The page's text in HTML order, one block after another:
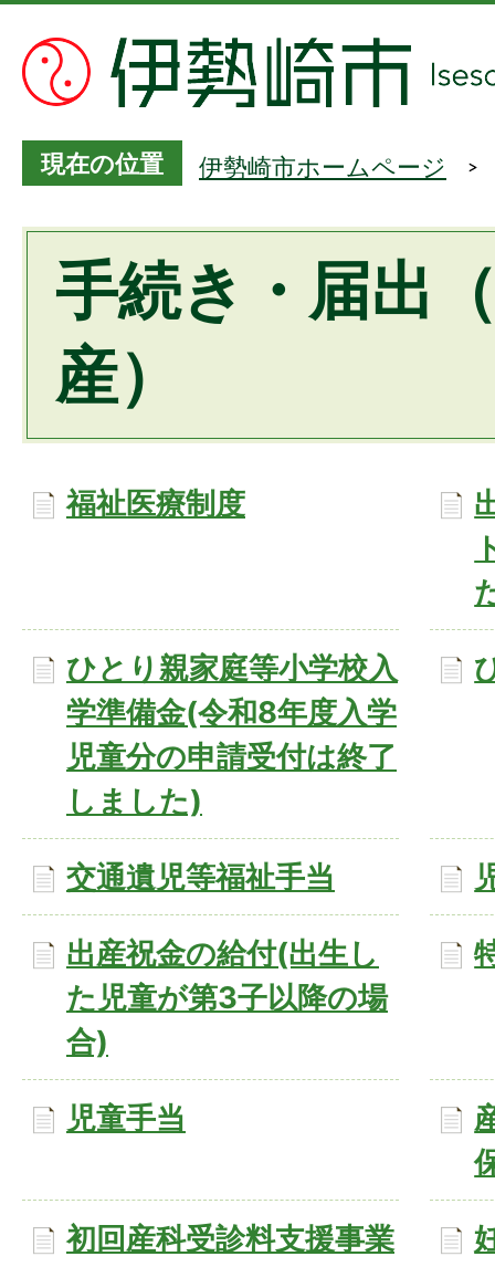
現在の位置 伊勢崎市ホームページ
手続き・届出
産）
福祉医療制度
ひとり親家庭等小学校入
学準備金(令和8年度入学
児童分の申請受付は終了
しました)
交通遺児等福祉手当
出産祝金の給付(出生し
た児童が第3子以降の場
合)
児童手当
初回産科受診料支援事業